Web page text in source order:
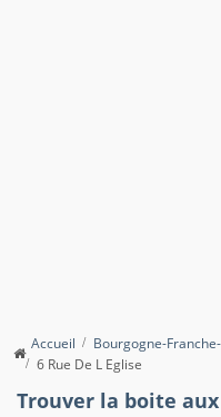
Accueil Bourgogne-
6 Rue De L Eglise
Trouver la boite